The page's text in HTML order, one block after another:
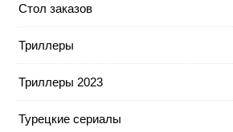
Стол заказов
Триллеры
Триллеры 2023
Турецкие сериалы